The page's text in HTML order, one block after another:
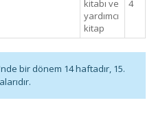
kitabı ve
yardımcı
kitap
4
bir dönem 14 haftadır, 15.